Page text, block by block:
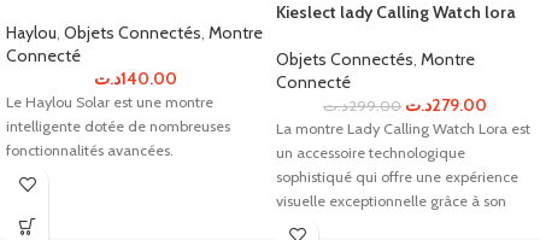
Haylou, Objets Connectés, Montre
Connecté
140.00د.ت
Le Haylou Solar est une montre
intelligente dotée de nombreuses
fonctionnalités avancées.
Kieslect lady Calling Watch lora
Objets Connectés, Montre
Connecté
299.00د.ت 279.00د.ت
La montre Lady Calling Watch Lora est
un accessoire technologique
sophistiqué qui offre une expérience
visuelle exceptionnelle grâce à son
écran à bulles sphérique 3D Fullview.